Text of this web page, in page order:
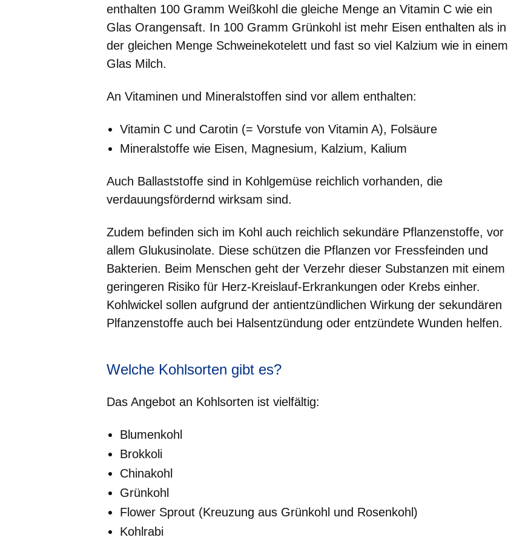
enthalten 100 Gramm Weißkohl die gleiche Menge an Vitamin C wie ein
Glas Orangensaft. In 100 Gramm Grünkohl ist mehr Eisen enthalten als in
der gleichen Menge Schweinekotelett und fast so viel Kalzium wie in einem
Glas Milch.
An Vitaminen und Mineralstoffen sind vor allem enthalten:
Vitamin C und Carotin (= Vorstufe von Vitamin A), Folsäure
Mineralstoffe wie Eisen, Magnesium, Kalzium, Kalium
Auch Ballaststoffe sind in Kohlgemüse reichlich vorhanden, die
verdauungsfördernd wirksam sind.
Zudem befinden sich im Kohl auch reichlich sekundäre Pflanzenstoffe, vor
allem Glukusinolate. Diese schützen die Pflanzen vor Fressfeinden und
Bakterien. Beim Menschen geht der Verzehr dieser Substanzen mit einem
geringeren Risiko für Herz-Kreislauf-Erkrankungen oder Krebs einher.
Kohlwickel sollen aufgrund der antientzündlichen Wirkung der sekundären
Plfanzenstoffe auch bei Halsentzündung oder entzündete Wunden helfen.
Welche Kohlsorten gibt es?
Das Angebot an Kohlsorten ist vielfältig:
Blumenkohl
Brokkoli
Chinakohl
Grünkohl
Flower Sprout (Kreuzung aus Grünkohl und Rosenkohl)
Kohlrabi